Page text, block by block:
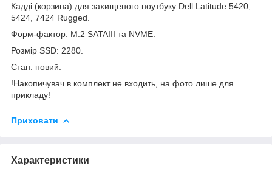
Кадді (корзина) для захищеного ноутбуку Dell Latitude 5420,
5424, 7424 Rugged.
Форм-фактор: М.2 SATAIII та NVME.
Розмір SSD: 2280.
Стан: новий.
!Накопичувач в комплект не входить, на фото лише для
прикладу!
Приховати
Характеристики